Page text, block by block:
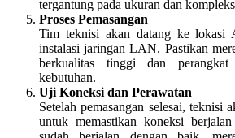
tergantung pada ukuran dan
Proses Pemasangan
Tim teknisi akan datang ke lokasi
instalasi jaringan LAN. Pastikan
berkualitas tinggi dan
kebutuhan.
Uji Koneksi dan Perawatan
Setelah pemasangan selesai, teknisi
untuk memastikan koneksi